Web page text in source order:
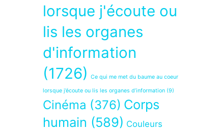
lorsque j'écoute ou
lis les organes
d'information
(1726)
Ce qui me met du baume au coeur
lorsque j’écoute ou lis les organes d’information (9)
Cinéma (376) Corps
humain (589) Couleurs